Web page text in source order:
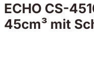
ECHO CS-
45cm³ mit